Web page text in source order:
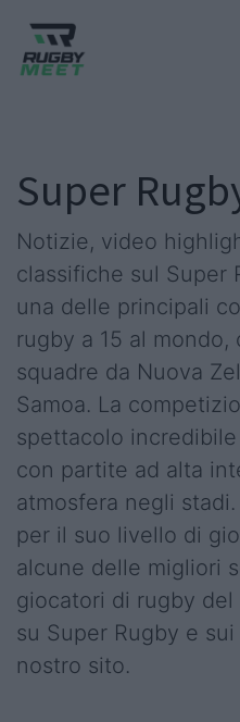
Super
Notizie, video
classifiche sul Super
una delle principali
rugby a 15 al
squadre da Nuova
Samoa. La
spettacolo
con partite ad alta
atmosfera negli
per il suo livello di
alcune delle migliori
giocatori di rugby
su Super Rugby e
nostro sito.